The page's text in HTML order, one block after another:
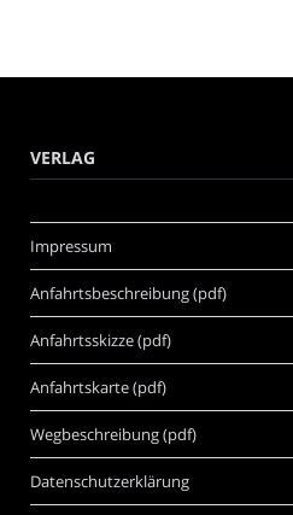
VERLAG
Impressum
Anfahrtsbeschreibung (pdf)
Anfahrtsskizze (pdf)
Anfahrtskarte (pdf)
Wegbeschreibung (pdf)
Datenschutzerklärung